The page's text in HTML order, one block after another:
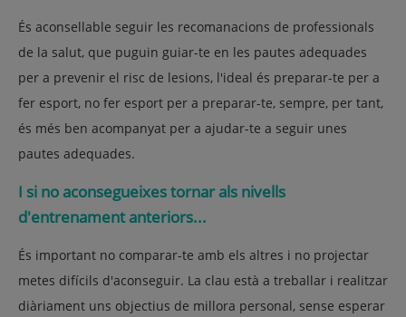
És aconsellable seguir les recomanacions de professionals
de la salut, que puguin guiar-te en les pautes adequades
per a prevenir el risc de lesions, l'ideal és preparar-te per a
fer esport, no fer esport per a preparar-te, sempre, per tant,
és més ben acompanyat per a ajudar-te a seguir unes
pautes adequades.
I si no aconsegueixes tornar als nivells
d'entrenament anteriors...
És important no comparar-te amb els altres i no projectar
metes difícils d'aconseguir. La clau està a treballar i realitzar
diàriament uns objectius de millora personal, sense esperar